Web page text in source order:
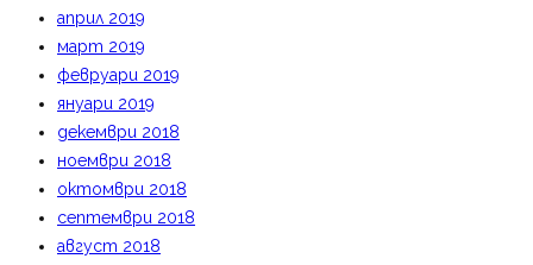
април 2019
март 2019
февруари 2019
януари 2019
декември 2018
ноември 2018
октомври 2018
септември 2018
август 2018